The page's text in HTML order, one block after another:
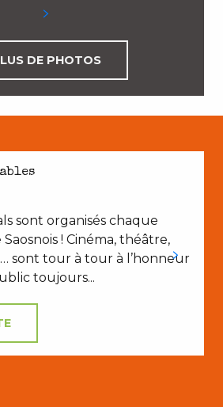
DE PHOTOS
sont organisés chaque
! Cinéma, théâtre,
sont tour à tour à l’honneur
toujours...